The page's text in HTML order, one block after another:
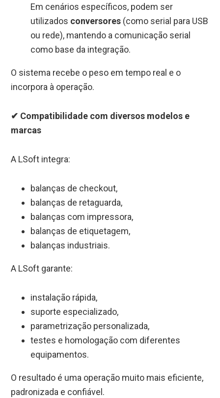
Em cenários específicos, podem ser
utilizados conversores (como serial para USB
ou rede), mantendo a comunicação serial
como base da integração.
O sistema recebe o peso em tempo real e o
incorpora à operação.
✔ Compatibilidade com diversos modelos e
marcas
A LSoft integra:
balanças de checkout,
balanças de retaguarda,
balanças com impressora,
balanças de etiquetagem,
balanças industriais.
A LSoft garante:
instalação rápida,
suporte especializado,
parametrização personalizada,
testes e homologação com diferentes
equipamentos.
O resultado é uma operação muito mais eficiente,
padronizada e confiável.